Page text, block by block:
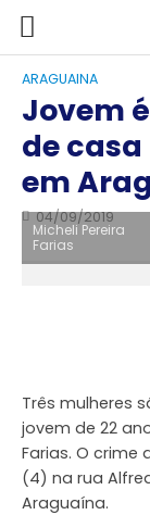
ARAGUAINA
Jovem
de
em
04/09/2019
Micheli Pereira
Farias
Três mulheres
jovem de 22
Farias. O
(4) na rua
Araguaína.